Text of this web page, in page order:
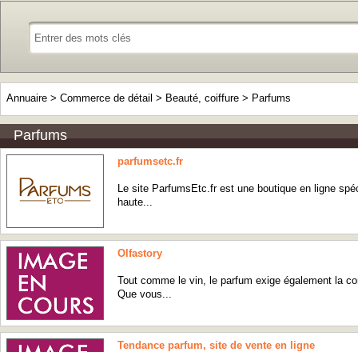
Annuaire > Commerce de détail > Beauté, coiffure > Parfums
Parfums
parfumsetc.fr
Le site ParfumsEtc.fr est une boutique en ligne
haute...
Olfastory
Tout comme le vin, le parfum exige également la
Que vous...
Tendance parfum, site de vente en ligne